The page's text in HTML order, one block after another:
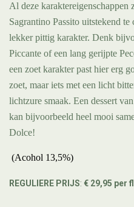
Al deze karaktereigenschappen
Sagrantino Passito uitstekend
lekker pittig karakter. Denk
Piccante of een lang gerijpte
een zoet karakter past hier erg
zoet, maar iets met een licht
lichtzure smaak. Een dessert
kan bijvoorbeeld heel mooi
Dolce!
(Acohol 13,5%)
REGULIERE PRIJS: € 29,95 per